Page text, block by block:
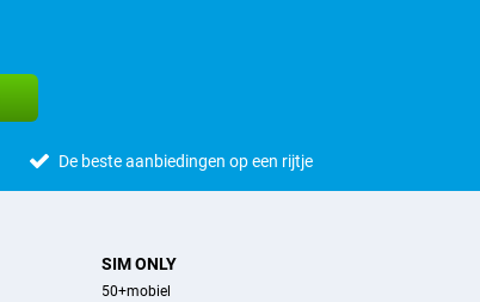
De beste aanbiedingen op een rijtje
SIM ONLY
50+mobiel